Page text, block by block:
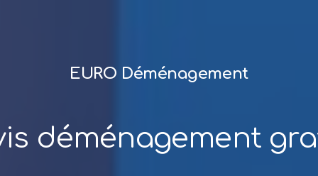
EURO Déménagement
déménagement